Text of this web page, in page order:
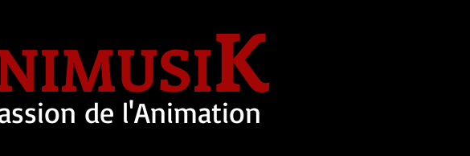
K
de l'Animation